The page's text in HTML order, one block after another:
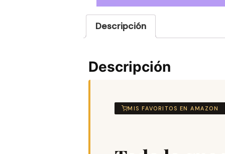
Descripción
Descripción
MIS FAVORITOS EN AMAZON